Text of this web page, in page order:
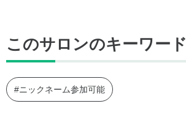
このサロンのキーワード
#ニックネーム参加可能